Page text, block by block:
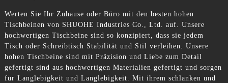
Werten Sie Ihr Zuhause oder Büro mit den besten hohen
Tischbeinen von SHUOHE Industries Co., Ltd. auf. Unsere
hochwertigen Tischbeine sind so konzipiert, dass sie jedem
Tisch oder Schreibtisch Stabilität und Stil verleihen. Unsere
hohen Tischbeine sind mit Präzision und Liebe zum Detail
gefertigt sind aus hochwertigen Materialien gefertigt und sorgen
für Langlebigkeit und Langlebigkeit. Mit ihrem schlanken und